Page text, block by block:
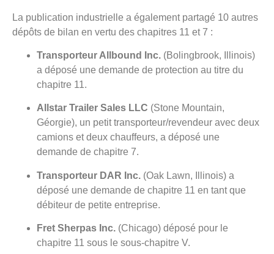
La publication industrielle a également partagé 10 autres
dépôts de bilan en vertu des chapitres 11 et 7 :
Transporteur Allbound Inc. (Bolingbrook, Illinois)
a déposé une demande de protection au titre du
chapitre 11.
Allstar Trailer Sales LLC (Stone Mountain,
Géorgie), un petit transporteur/revendeur avec deux
camions et deux chauffeurs, a déposé une
demande de chapitre 7.
Transporteur DAR Inc. (Oak Lawn, Illinois) a
déposé une demande de chapitre 11 en tant que
débiteur de petite entreprise.
Fret Sherpas Inc. (Chicago) déposé pour le
chapitre 11 sous le sous-chapitre V.